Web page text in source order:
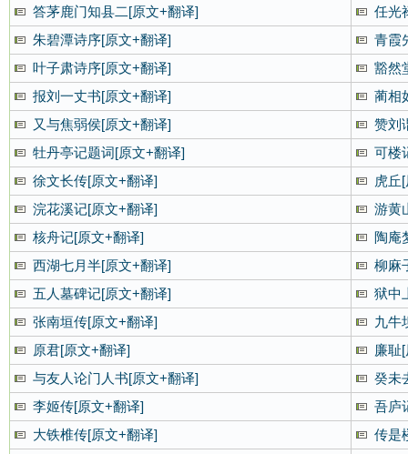
答茅鹿门知县二[原文+翻译]
任光
朱碧潭诗序[原文+翻译]
青霞
叶子肃诗序[原文+翻译]
豁然
报刘一丈书[原文+翻译]
蔺相
又与焦弱侯[原文+翻译]
赞刘
牡丹亭记题词[原文+翻译]
可楼
徐文长传[原文+翻译]
虎丘
浣花溪记[原文+翻译]
游黄
核舟记[原文+翻译]
陶庵
西湖七月半[原文+翻译]
柳麻
五人墓碑记[原文+翻译]
狱中
张南垣传[原文+翻译]
九牛
原君[原文+翻译]
廉耻
与友人论门人书[原文+翻译]
癸未
李姬传[原文+翻译]
吾庐
大铁椎传[原文+翻译]
传是